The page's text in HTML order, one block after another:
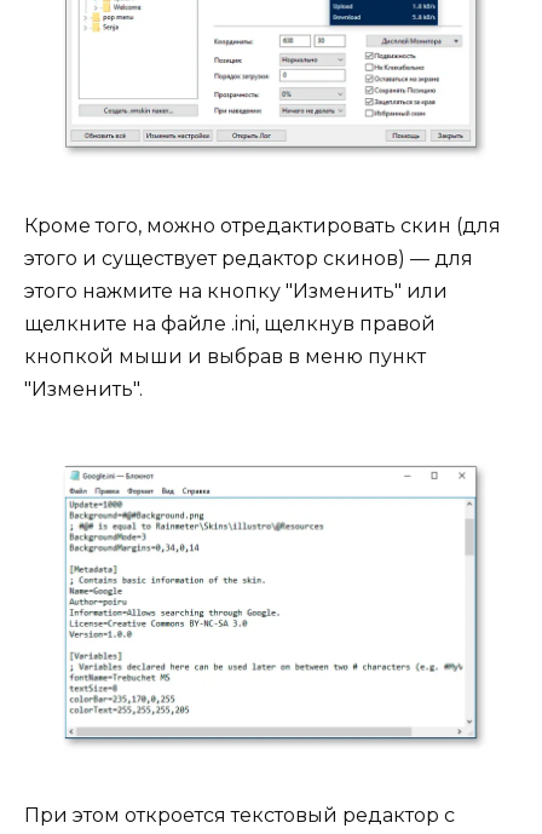
Кроме того, можно отредактировать скин (для
этого и существует редактор скинов) — для
этого нажмите на кнопку "Изменить" или
щелкните на файле .ini, щелкнув правой
кнопкой мыши и выбрав в меню пункт
"Изменить".
При этом откроется текстовый редактор с